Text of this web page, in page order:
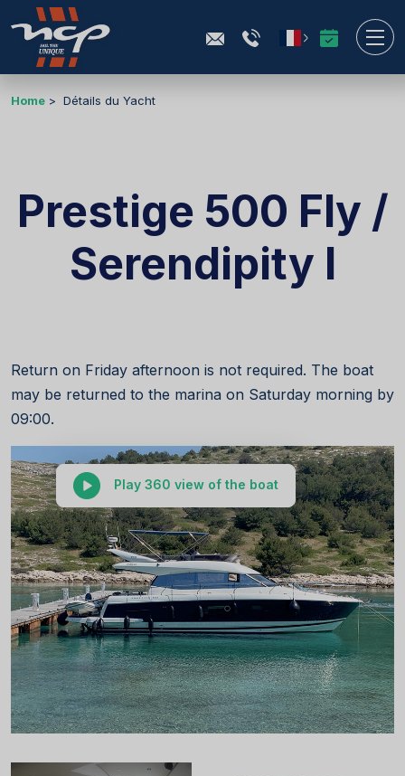
Home Détails du Yacht
Prestige 500 Fly /
Serendipity I
Return on Friday afternoon is not required. The boat
may be returned to the marina on Saturday morning by
09:00.
Play 360 view of the boat